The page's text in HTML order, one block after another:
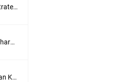
FOZ Jawa Timur Mantapkan Strategi Semester II 2026, Fokus pada Penguatan SDM Amil dan Kolaborasi BerdampakNarasi
Yayuk Eko Supatemi Raih Penghargaan IGA Jatim, Inovasi Wayang Kulit untuk Anak Berkebutuhan Khusus
Bupati Gresik Gus Yani Resmikan Kantor Desa Sidoraharjo: Simbol Komitmen Pelayanan Publik dan Kepedulian Sosial